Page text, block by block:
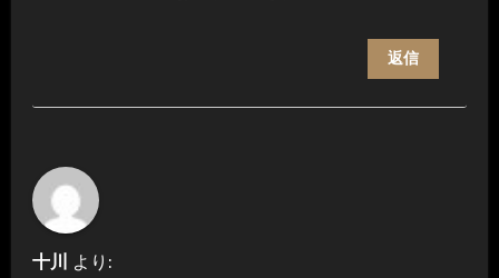
返信
十川 より: